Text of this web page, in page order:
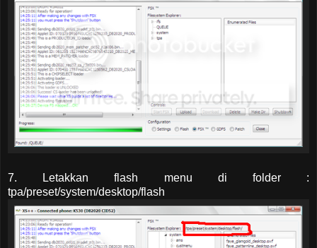
7. Letakkan flash menu di folder :
tpa/preset/system/desktop/flash